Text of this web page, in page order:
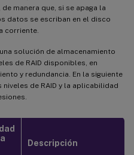
manera que, si se apaga la
datos se escriban en el disco
corriente.
solución de almacenamiento
de RAID disponibles, en
y redundancia. En la siguiente
de RAID y la aplicabilidad
Descripción